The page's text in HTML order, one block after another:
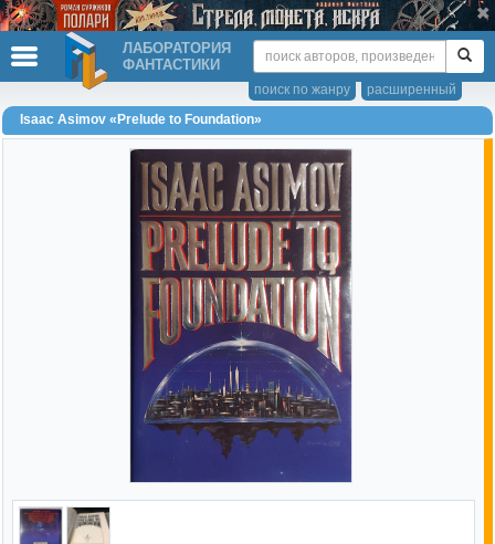
ЛАБОРАТОРИЯ
ФАНТАСТИКИ
расширенный
поиск по жанру
Isaac Asimov «Prelude to Foundation»